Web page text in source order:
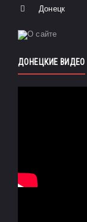
Донецк
ДОНЕЦКИЕ ВИДЕО